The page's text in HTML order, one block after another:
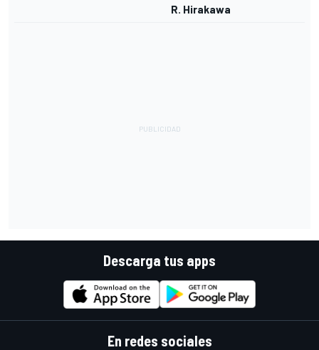
R. Hirakawa
Descarga tus apps
En redes sociales